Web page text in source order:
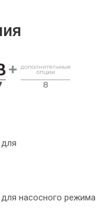
насосного режима